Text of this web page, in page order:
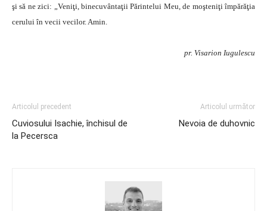
şi să ne zici: „Veniţi, binecuvântaţii Părintelui Meu, de moşteniţi împărăţia
cerului în vecii vecilor. Amin.
pr. Visarion Iugulescu
Articolul precedent
Cuviosului Isachie, închisul de
la Pecersca
Articolul următor
Nevoia de duhovnic